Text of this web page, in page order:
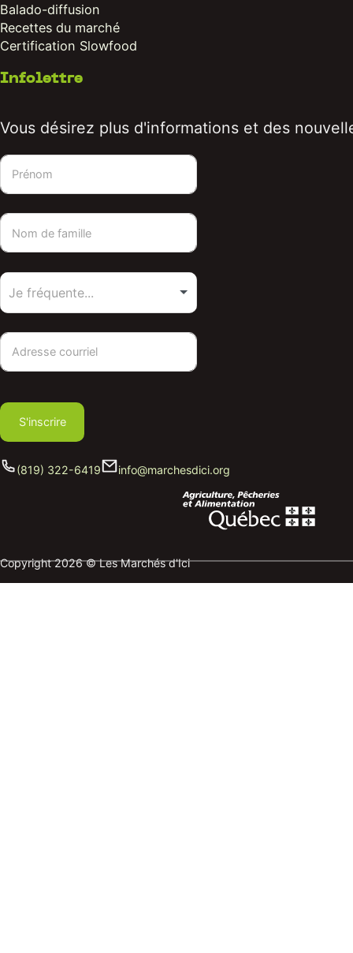
Balado-diffusion
Recettes du marché
Certification Slowfood
Infolettre
Vous désirez plus d'informations et des
S'inscrire
(819) 322-6419 info@marchesdici.org
Copyright 2026 © Les Marchés d'Ici